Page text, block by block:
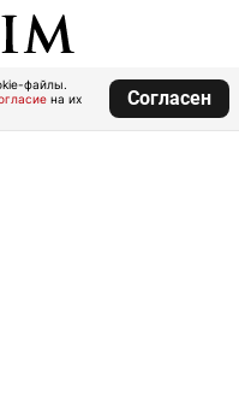
файлы.
на их
Согласен